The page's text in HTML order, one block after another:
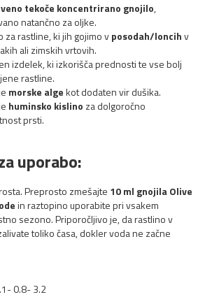
tekoče koncentrirano gnojilo,
natančno za oljke.
za rastline, ki jih gojimo vposodah/loncihv
ali zimskih vrtovih.
izdelek, ki izkorišča prednosti te vse bolj
rastline.
morske algekot dodaten vir dušika.
huminsko kislino za dolgoročno
prsti.
uporabo:
Preprosto zmešajte 10 ml gnojila Olive
in raztopino uporabite pri vsakem
sezono. Priporočljivo je, da rastlino v
toliko časa, dokler voda ne začne
0.8- 3.2